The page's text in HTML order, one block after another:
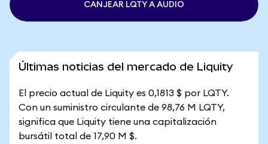
CANJEAR LQTY A AUDIO
Últimas noticias del mercado de Liquity
El precio actual de Liquity es 0,1813 $ por LQTY.
Con un suministro circulante de 98,76 M LQTY,
significa que Liquity tiene una capitalización
bursátil total de 17,90 M $.